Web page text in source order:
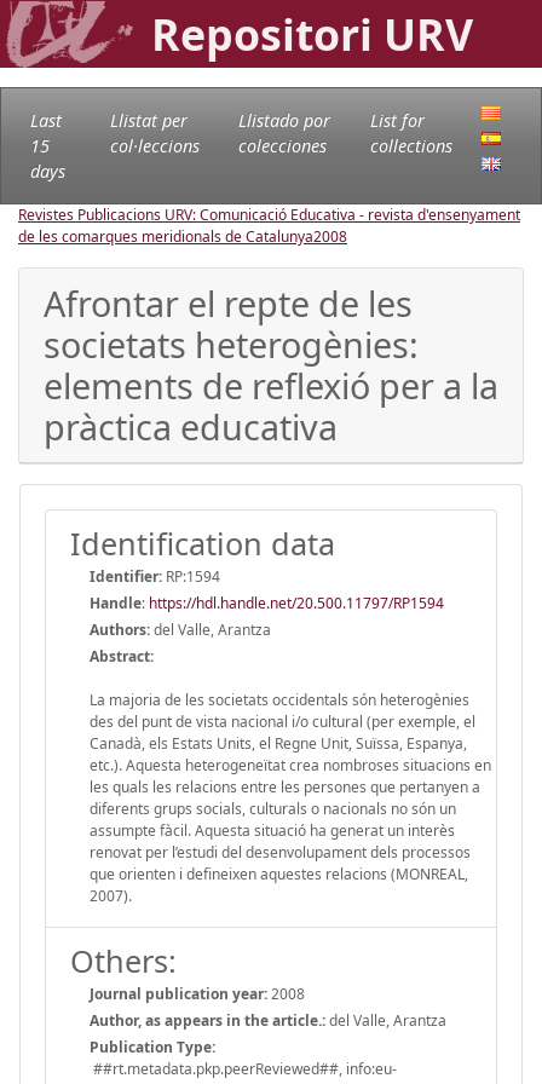
Repositori URV
Last
15
days
Llistat per
col·leccions
Llistado por
colecciones
List for
collections
Revistes Publicacions URV: Comunicació Educativa - revista d'ensenyament
de les comarques meridionals de Catalunya2008
Afrontar el repte de les
societats heterogènies:
elements de reflexió per a la
pràctica educativa
Identification data
Identifier: RP:1594
Handle: https://hdl.handle.net/20.500.11797/RP1594
Authors:del Valle, Arantza
Abstract:
La majoria de les societats occidentals són heterogènies
des del punt de vista nacional i/o cultural (per exemple, el
Canadà, els Estats Units, el Regne Unit, Suïssa, Espanya,
etc.). Aquesta heterogeneïtat crea nombroses situacions en
les quals les relacions entre les persones que pertanyen a
diferents grups socials, culturals o nacionals no són un
assumpte fàcil. Aquesta situació ha generat un interès
renovat per l’estudi del desenvolupament dels processos
que orienten i defineixen aquestes relacions (MONREAL,
2007).
Others:
Journal publication year:2008
Author, as appears in the article.:del Valle, Arantza
Publication Type:
##rt.metadata.pkp.peerReviewed##, info:eu-